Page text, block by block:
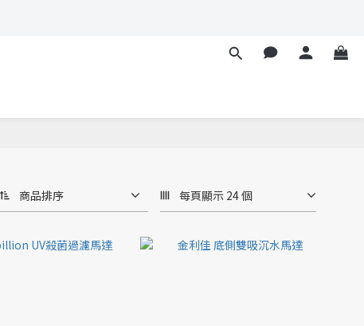
商品排序 每頁顯示 24 個